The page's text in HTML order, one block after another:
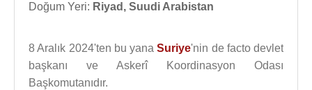
Doğum Yeri: Riyad, Suudi Arabistan
8 Aralık 2024'ten bu yanaSuriye'nin de facto devlet
başkanı ve Askerî Koordinasyon Odası
Başkomutanıdır.